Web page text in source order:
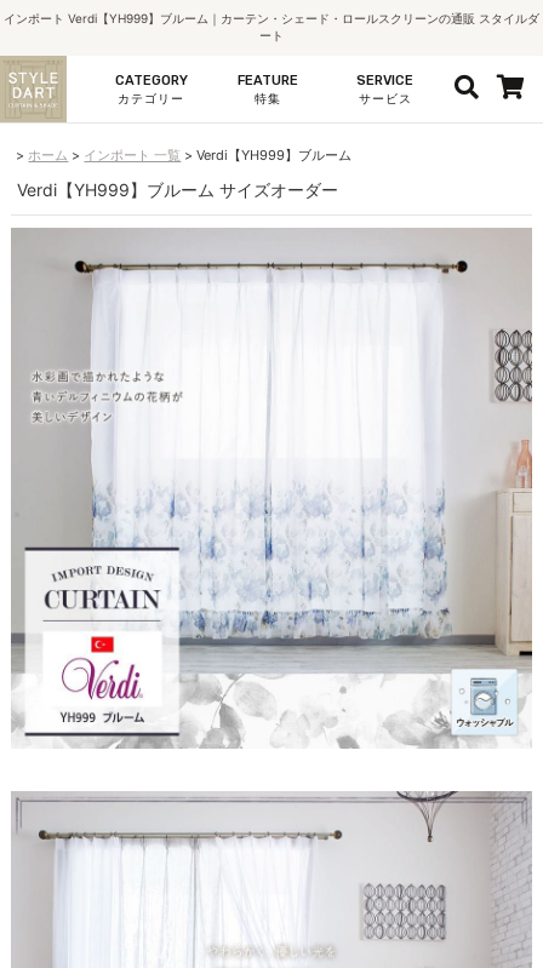
インポート Verdi【YH999】ブルーム｜カーテン・シェード・ロールスクリーンの通販 スタイルダ
ート
CATEGORY
カテゴリー
FEATURE
特集
SERVICE
サービス
ホーム インポート 一覧 Verdi【YH999】ブルーム
Verdi【YH999】ブルーム サイズオーダー